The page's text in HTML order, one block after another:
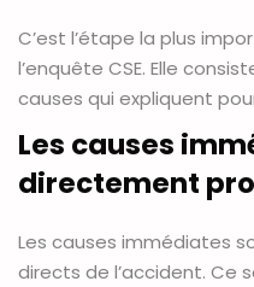
C’est l’étape la plus
l’enquête CSE. Elle
causes qui expliquent
Les causes
directement
Les causes immédiates
directs de l’accident. Ce